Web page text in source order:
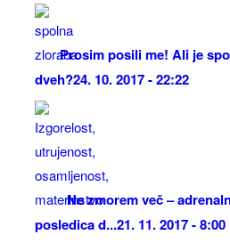
Prosim posili me! Ali je
dveh?24. 10. 2017 - 22:22
Ne zmorem več –
posledica d...21. 11. 2017 - 8:00